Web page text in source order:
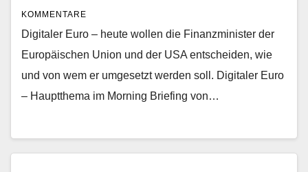
KOMMENTARE
Digitaler Euro – heute wollen die Finanzminister der
Europäischen Union und der USA entscheiden, wie
und von wem er umgesetzt werden soll. Digitaler Euro
– Hauptthema im Morning Briefing von…